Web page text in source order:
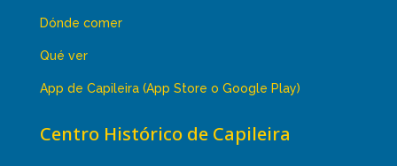
Dónde comer
Qué ver
App de Capileira (App Store o Google Play)
Centro Histórico de Capileira